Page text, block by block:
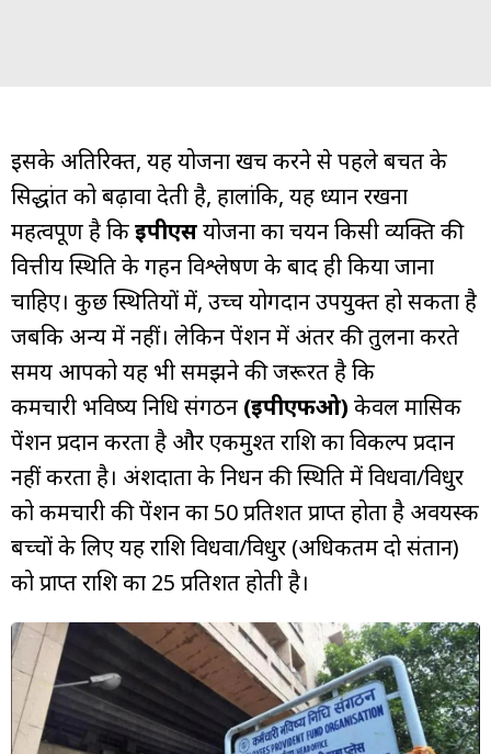
इसके अतिरिक्त, यह योजना खर्च करने से पहले बचत के
सिद्धांत को बढ़ावा देती है, हालांकि, यह ध्यान रखना
महत्वपूर्ण है किईपीएसयोजना का चयन किसी व्यक्ति की
वित्तीय स्थिति के गहन विश्लेषण के बाद ही किया जाना
चाहिए। कुछ स्थितियों में, उच्च योगदान उपयुक्त हो सकता है
जबकि अन्य में नहीं। लेकिन पेंशन में अंतर की तुलना करते
समय आपको यह भी समझने की जरूरत है कि
कर्मचारी भविष्य निधि संगठन (ईपीएफओ) केवल मासिक
पेंशन प्रदान करता है और एकमुश्त राशि का विकल्प प्रदान
नहीं करता है। अंशदाता के निधन की स्थिति में विधवा/विधुर
को कर्मचारी की पेंशन का 50 प्रतिशत प्राप्त होता है अवयस्क
बच्चों के लिए यह राशि विधवा/विधुर (अधिकतम दो संतान)
को प्राप्त राशि का 25 प्रतिशत होती है।